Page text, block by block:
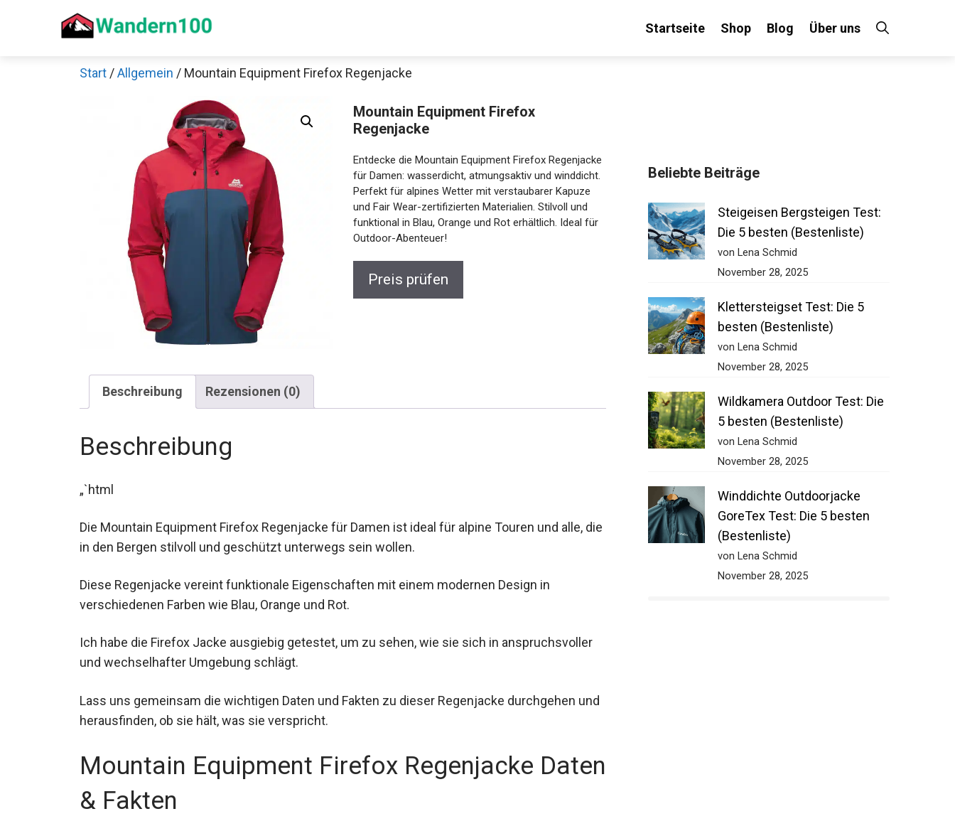
Startseite Shop Blog Über uns
Start /Allgemein / Mountain Equipment Firefox Regenjacke
Mountain Equipment Firefox
Regenjacke
Entdecke die Mountain Equipment Firefox Regenjacke
für Damen: wasserdicht, atmungsaktiv und winddicht.
Perfekt für alpines Wetter mit verstaubarer Kapuze
und Fair Wear-zertifizierten Materialien. Stilvoll und
funktional in Blau, Orange und Rot erhältlich. Ideal für
Outdoor-Abenteuer!
Preis prüfen
Beschreibung Rezensionen (0)
Beschreibung
„`html
Die Mountain Equipment Firefox Regenjacke für Damen ist ideal für alpine Touren und alle,
die in den Bergen stilvoll und geschützt unterwegs sein wollen.
Diese Regenjacke vereint funktionale Eigenschaften mit einem modernen Design in
verschiedenen Farben wie Blau, Orange und Rot.
Ich habe die Firefox Jacke ausgiebig getestet, um zu sehen, wie sie sich in anspruchsvoller
und wechselhafter Umgebung schlägt.
Lass uns gemeinsam die wichtigen Daten und Fakten zu dieser Regenjacke durchgehen
und herausfinden, ob sie hält, was sie verspricht.
Mountain Equipment Firefox Regenjacke
Daten & Fakten
Beliebte Beiträge
Steigeisen Bergsteigen Test:
Die 5 besten (Bestenliste)
von Lena Schmid
November 28, 2025
Klettersteigset Test: Die 5
besten (Bestenliste)
von Lena Schmid
November 28, 2025
Wildkamera Outdoor Test: Die
5 besten (Bestenliste)
von Lena Schmid
November 28, 2025
Winddichte Outdoorjacke
GoreTex Test: Die 5 besten
(Bestenliste)
von Lena Schmid
November 28, 2025
Decathlon Sale
Schaue dir jetzt die meistverkauften Produkte im Sale bei Decathlon an!
Jetzt anschauen